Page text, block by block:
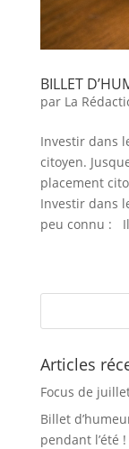
BILLET
par La
Investir dans
citoyen.
placement
Investir dans
peu connu :
Articles
Focus de
Billet
pendant l’été !